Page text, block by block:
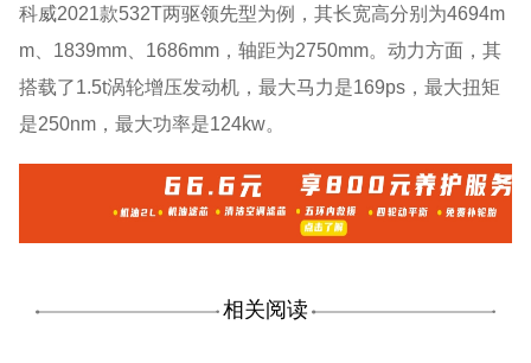
科威2021款532T两驱领先型为例，其长宽高分别为4694m
m、1839mm、1686mm，轴距为2750mm。动力方面，其
搭载了1.5t涡轮增压发动机，最大马力是169ps，最大扭矩
是250nm，最大功率是124kw。
相关阅读